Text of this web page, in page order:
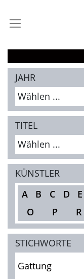
JAHR
Wählen ...
TITEL
Wählen ...
KÜNSTLER
A
B C D E
O
P R
STICHWORTE
Gattung